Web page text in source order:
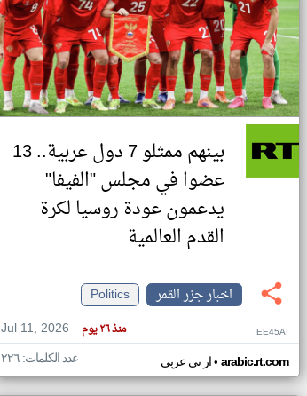
بينهم ممثلو 7 دول عربية.. 13
عضوا في مجلس "الفيفا"
يدعمون عودة روسيا لكرة
القدم العالمية
اخبار جزر القمر
Politics
Jul 11, 2026
منذ ٢٦ يوم EE45AI
ار تي عربي• arabic.rt.com عدد الكلمات: ٢٢٦